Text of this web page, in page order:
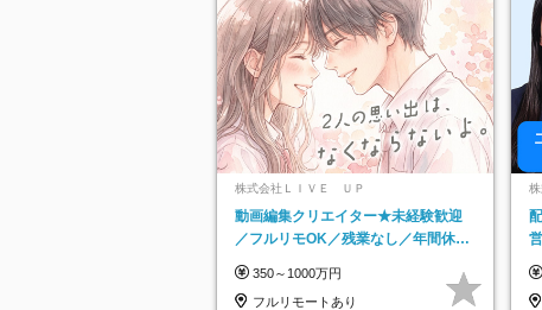
株式会社ＬＩＶＥ ＵＰ
動画編集クリエイター★未経験歓迎
／フルリモOK／残業なし／年間休日
実で安心
350～1000万円
フルリモートあり